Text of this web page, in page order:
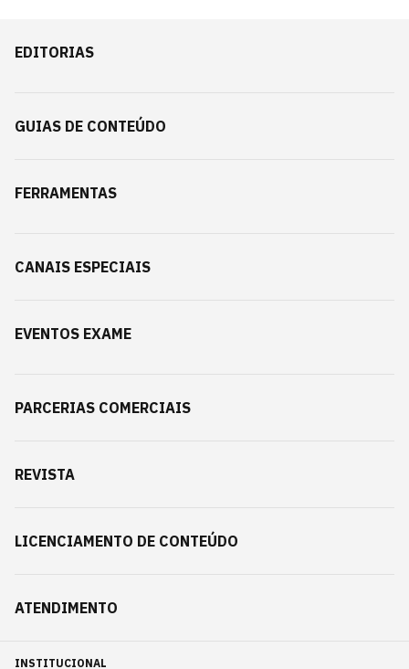
EDITORIAS
GUIAS DE CONTEÚDO
FERRAMENTAS
CANAIS ESPECIAIS
EVENTOS EXAME
PARCERIAS COMERCIAIS
REVISTA
LICENCIAMENTO DE CONTEÚDO
ATENDIMENTO
INSTITUCIONAL